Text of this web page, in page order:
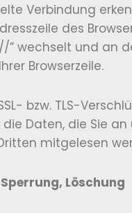
Verbindung
des
” wechselt und an
Browserzeile.
bzw. TLS-
die Daten, die Sie
mitgelesen
Löschung